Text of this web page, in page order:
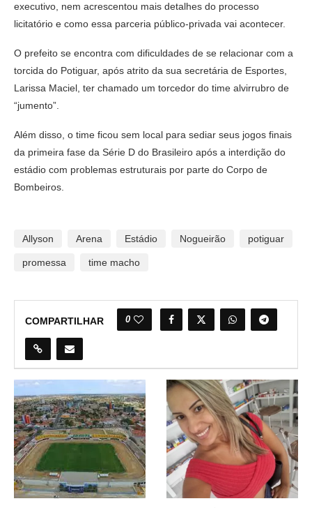
executivo, nem acrescentou mais detalhes do processo
licitatório e como essa parceria público-privada vai acontecer.
O prefeito se encontra com dificuldades de se relacionar com a
torcida do Potiguar, após atrito da sua secretária de Esportes,
Larissa Maciel, ter chamado um torcedor do time alvirrubro de
“jumento”.
Além disso, o time ficou sem local para sediar seus jogos finais
da primeira fase da Série D do Brasileiro após a interdição do
estádio com problemas estruturais por parte do Corpo de
Bombeiros.
Allyson Arena Estádio Nogueirão potiguar
promessa time macho
COMPARTILHAR 0